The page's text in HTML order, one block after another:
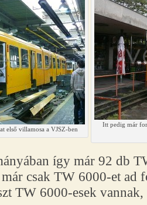
első villamosa a VJSZ-ben
Itt pedig már
így már 92 db
csak TW 6000-et ad
TW 6000-esek